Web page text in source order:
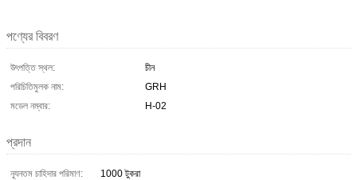
পণ্যের বিবরণ
উৎপত্তি স্থল:
চীন
পরিচিতিমুলক নাম:
GRH
মডেল নম্বার:
H-02
প্রদান
ন্যূনতম চাহিদার পরিমাণ:
1000 টুকরা